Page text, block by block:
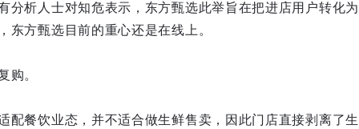
分析人士对知危表示，东方甄选此举旨在把进店用户转化为
东方甄选目前的重心还是在线上。
购。
配餐饮业态，并不适合做生鲜售卖，因此门店直接剥离了生